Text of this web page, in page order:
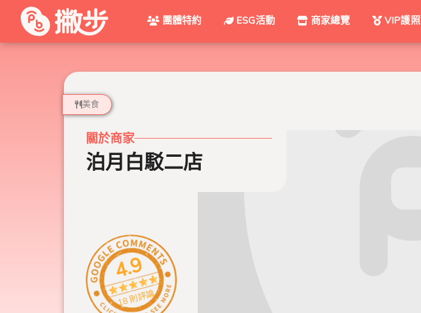
團體特約 ESG活動 商家總覽 VIP護照
美食
關於商家
泊月白駁二店
4.9
18 則評論